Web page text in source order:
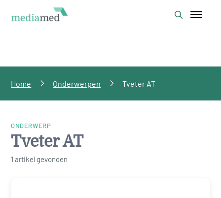
Home Onderwerpen Tveter AT
ONDERWERP
Tveter AT
1 artikel gevonden